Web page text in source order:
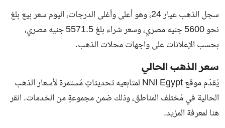
سجل الذهب عيار 24، وهو أعلى وأغلى الدرجات، اليوم سعر بيع بلغ
نحو 5600 جنيه مصري، وسعر شراء بلغ 5571.5 جنيه مصري،
بحسب الإعلانات على واجهات محلات الذهب.
سعر الذهب الحالي
يُقدّم موقع NNI Egypt لمتابعيه تحديثاتٍ مُستمرة لأسعار الذهب
الحالية في مُختلف المناطق، وذلك ضمن مجموعةٍ من الخدمات. انقر
هنا لمعرفة المزيد.